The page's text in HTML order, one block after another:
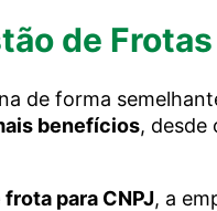
de
de forma
benefícios, desde
para CNPJ, a